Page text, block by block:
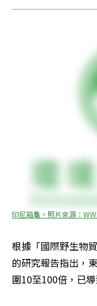
印尼箱龜。照片來源：
根據「國際野生物
的研究報告指出，
圍10至100倍，已